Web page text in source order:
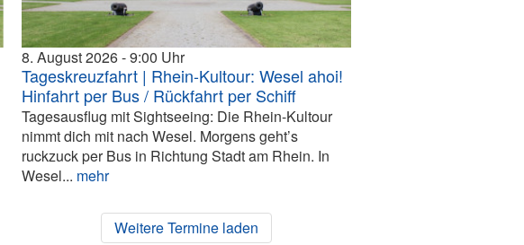
8. August 2026 9:00
Tageskreuzfahrt | Rhein-Kultour: Wesel ahoi!
Hinfahrt per Bus / Rückfahrt per Schiff
Tagesausflug mit Sightseeing: Die Rhein-Kultour
nimmt dich mit nach Wesel. Morgens geht’s
ruckzuck per Bus in Richtung Stadt am Rhein. In
Wesel... mehr
Weitere Termine laden